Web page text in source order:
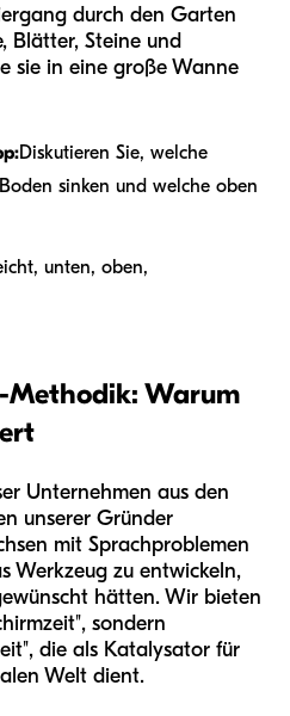
durch den Garten
Blätter, Steine und
sie in eine große Wanne
Diskutieren Sie, welche
sinken und welche oben
unten, oben,
Methodik: Warum
Unternehmen aus den
unserer Gründer
mit Sprachproblemen
Werkzeug zu entwickeln,
hätten. Wir bieten
sondern
die als Katalysator für
Welt dient.